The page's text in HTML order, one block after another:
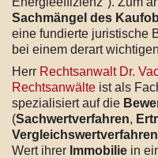
Sachmängel des
eine fundierte juristische
bei einem derart
Herr Rechtsanwalt Dr.
Rechtsanwälte ist als
spezialisiert auf die
(Sachwertverfahren,
Vergleichswertverfahren
Wert ihrer Immobilie in